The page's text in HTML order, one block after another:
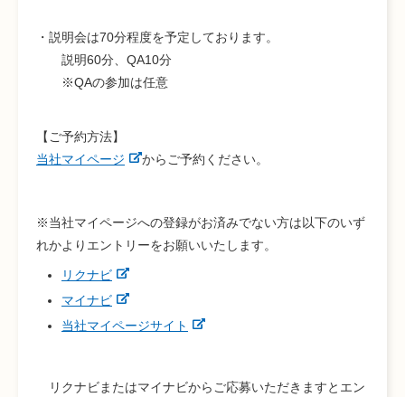
・説明会は70分程度を予定しております。
説明60分、QA10分
※QAの参加は任意
【ご予約方法】
当社マイページ
からご予約ください。
※当社マイページへの登録がお済みでない方は以下のいず
れかよりエントリーをお願いいたします。
リクナビ
マイナビ
当社マイページサイト
リクナビまたはマイナビからご応募いただきますとエン